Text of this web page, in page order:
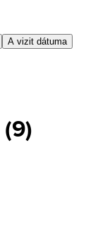
A vizit dátuma
(9)